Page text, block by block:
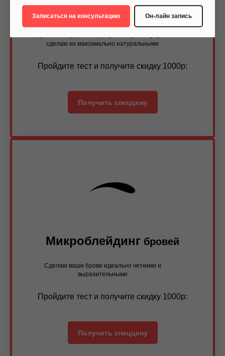
Микроблейдинг губ
сделаю их максимально натуральными
Пройдите тест и получите скидку 1000р:
Получить спеццену
Микроблейдинг бровей
Сделаю ваши брови идеально четкими и
выразительными
Пройдите тест и получите скидку 1000р:
Получить спеццену
Записаться на консультацию Он-лайн запись